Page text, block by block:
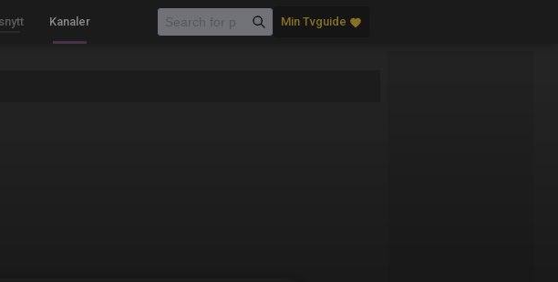
Kanaler Min Tvguide favorite